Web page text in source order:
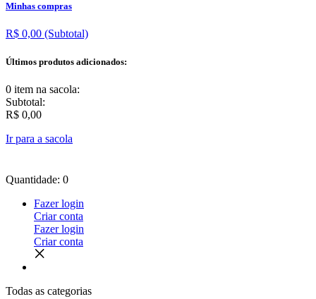
Minhas compras
R$ 0,00 (Subtotal)
Últimos produtos adicionados:
0 item na sacola:
Subtotal:
R$ 0,00
Ir para a sacola
Quantidade: 0
Fazer login
Criar conta
Fazer login
Criar conta
Todas as categorias